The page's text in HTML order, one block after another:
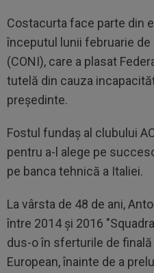
Costacurta face parte din
începutul lunii februarie
(CONI), care a plasat
tutelă din cauza
preşedinte.
Fostul fundaş al clubului
pentru a-l alege pe
pe banca tehnică a Italiei.
La vârsta de 48 de ani,
între 2014 şi 2016
dus-o în sferturile de
European, înainte de a